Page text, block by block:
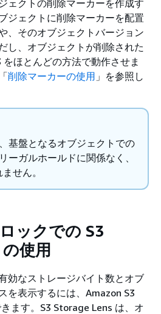
ェクトの削除マーカーを作成す
ジェクトに削除マーカーを配置
、そのオブジェクトバージョン
し、オブジェクトが削除された
ほとんどの方法で動作させま
削除マーカーの使用 」を参照し
基盤となるオブジェクトでの
ーガルホールドに関係なく、
せん。
ックでの S3
使用
効なストレージバイト数とオブ
を表示するには、Amazon S3
ます。S3 Storage Lens は、オ